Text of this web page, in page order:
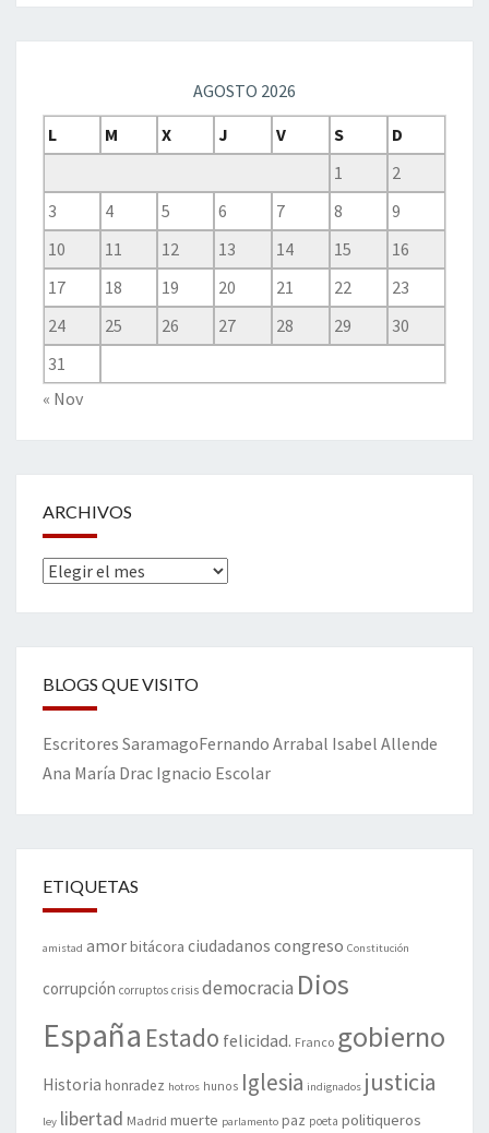
AGOSTO 2026
L
M X J V S
D
1
2
3
4 5 6 7 8
9
10
11 12 13 14 15
16
17
18 19 20 21 22
23
24
25 26 27 28 29
30
31
« Nov
ARCHIVOS
Archivos
BLOGS QUE VISITO
Escritores SaramagoFernando Arrabal Isabel Allende
Ana María Drac Ignacio Escolar
ETIQUETAS
amistad amorbitácora ciudadanos congreso Constitución
corrupción corruptos crisis democracia Dios
España Estado felicidad. Franco gobierno
Historia honradez hotros hunos Iglesia indignados justicia
ley libertad Madrid muerte parlamento paz poeta politiqueros